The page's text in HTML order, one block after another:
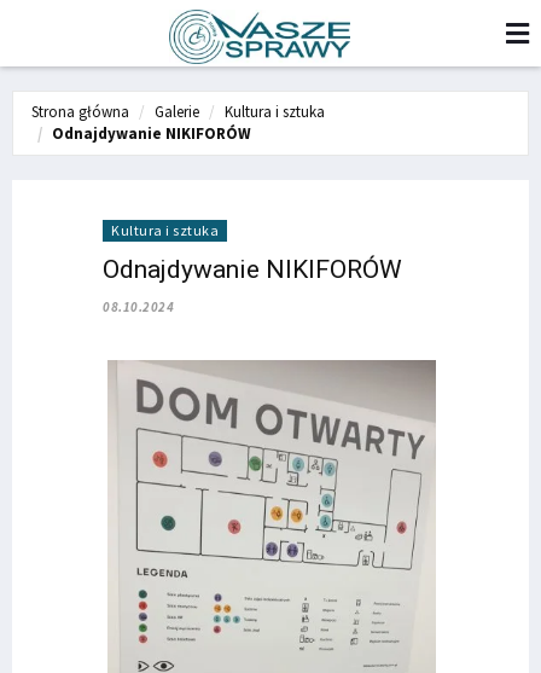
Strona główna Galerie
Kultura i sztuka
Odnajdywanie NIKIFORÓW
Kultura i sztuka
Odnajdywanie NIKIFORÓW
08.10.2024